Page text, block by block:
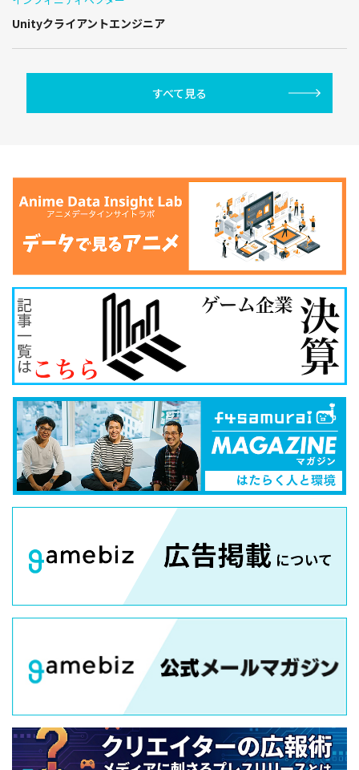
Unityクライアントエンジニア
すべて見る